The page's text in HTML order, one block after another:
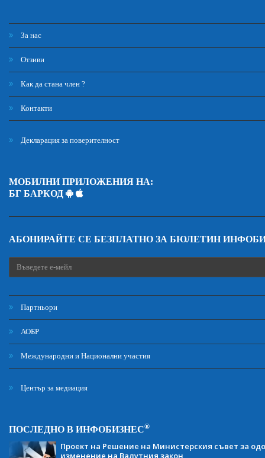
За нас
Отзиви
Как да стана член ?
Контакти
Декларация за поверителност
МОБИЛНИ ПРИЛОЖЕНИЯ НА:
БГ БАРКОД
АБОНИРАЙТЕ СЕ БЕЗПЛАТНО ЗА БЮЛЕТИН
Партньори
АОБР
Международни и Национални участия
Център за медиация
ПОСЛЕДНО В ИНФОБИЗНЕС®
Проект на Решение на Министерския съвет за
изменение на Валутния закон